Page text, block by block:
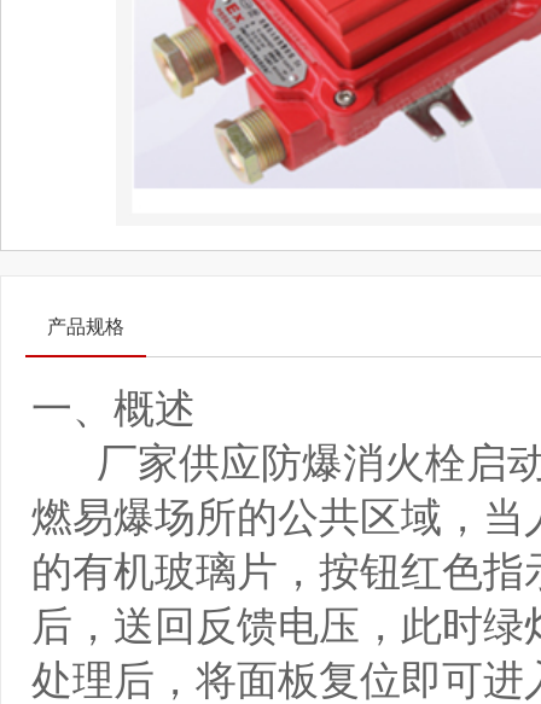
产品规格
一、概述
厂家供应防爆消火栓启
燃易爆场所的公共区域，
的有机玻璃片，按钮红色
后，送回反馈电压，此时
处理后，将面板复位即可